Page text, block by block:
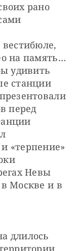
рано
вестибюле,
на память…
удивить
станции
перед
«терпение»
Невы
Москве и в
длилось